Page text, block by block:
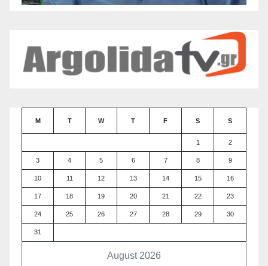
August 2026
M T W T F S S
1 2
3 4 5 6 7 8 9
10 11 12 13 14 15 16
17 18 19 20 21 22 23
24 25 26 27 28 29 30
31